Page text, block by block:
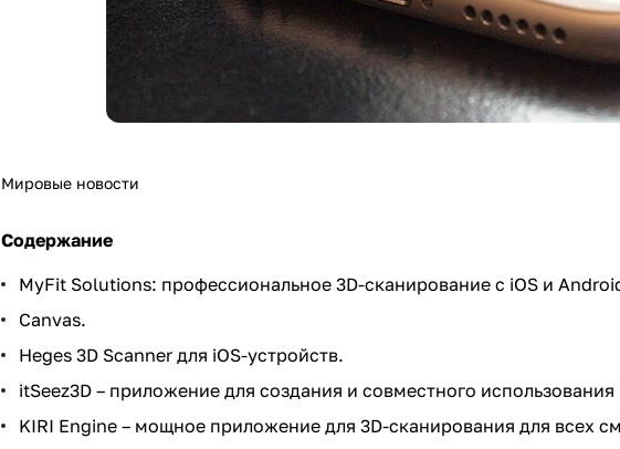
Мировые новости
Содержание
MyFit Solutions: профессиональное 3D-сканирование с iOS и
Canvas.
Heges 3D Scanner для iOS-устройств.
itSeez3D – приложение для создания и совместного
KIRI Engine – мощное приложение для 3D-сканирования для всех